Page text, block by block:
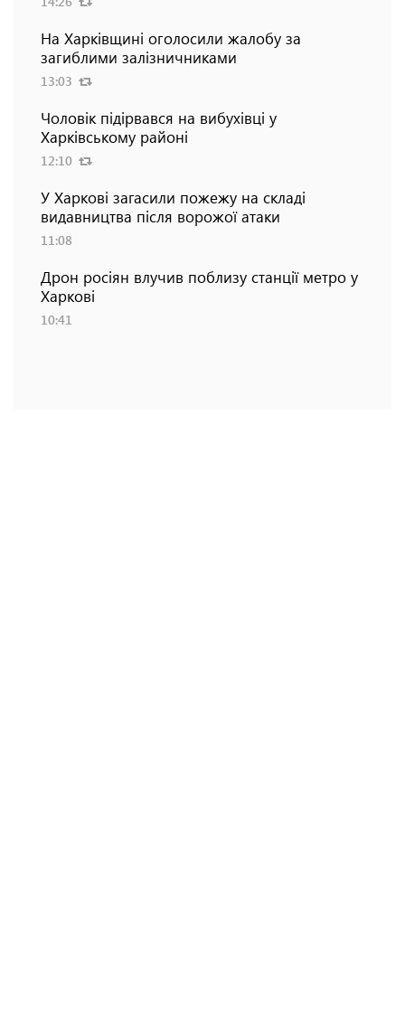
На Харківщині оголосили жалобу за
загиблими залізничниками
13:03
Чоловік підірвався на вибухівці у
Харківському районі
12:10
У Харкові загасили пожежу на складі
видавництва після ворожої атаки
11:08
Дрон росіян влучив поблизу станції метро у
Харкові
10:41